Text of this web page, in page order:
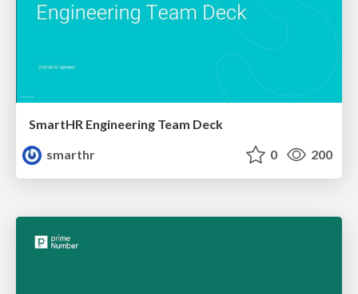
SmartHR Engineering Team Deck
smarthr
0 200